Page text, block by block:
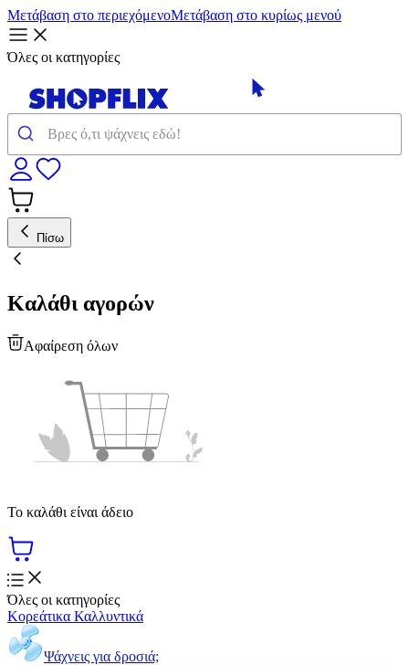
Μετάβαση στο περιεχόμενοΜετάβαση στο κυρίως μενού
Όλες οι κατηγορίες
Πίσω
Καλάθι αγορών
Αφαίρεση όλων
Το καλάθι είναι άδειο
Όλες οι κατηγορίες
Κορεάτικα Καλλυντικά
Ψάχνεις για δροσιά;